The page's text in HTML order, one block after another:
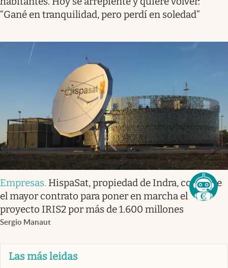
“Gané en tranquilidad, pero perdí en soledad”
Empresas. HispaSat, propiedad de Indra, consigue
el mayor contrato para poner en marcha el
proyecto IRIS2 por más de 1.600 millones
Sergio Manaut
Las más leidas